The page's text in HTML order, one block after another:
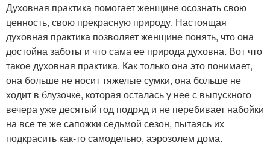
Духовная практика помогает женщине осознать свою
ценность, свою прекрасную природу. Настоящая
духовная практика позволяет женщине понять, что она
достойна заботы и что сама ее природа духовна. Вот что
такое духовная практика. Как только она это понимает,
она больше не носит тяжелые сумки, она больше не
ходит в блузочке, которая осталась у нее с выпускного
вечера уже десятый год подряд и не перебивает набойки
на все те же сапожки седьмой сезон, пытаясь их
подкрасить как-то самодельно, аэрозолем дома.